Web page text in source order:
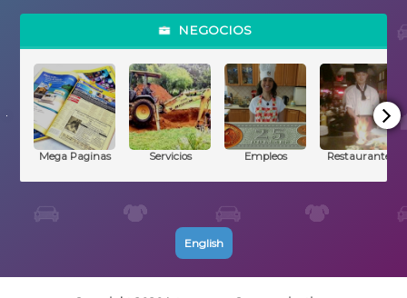
Peru
Puerto Rico
Republica Dominicana
Texas
NEGOCIOS
Mega Paginas Servicios Empleos Restaurantes
English